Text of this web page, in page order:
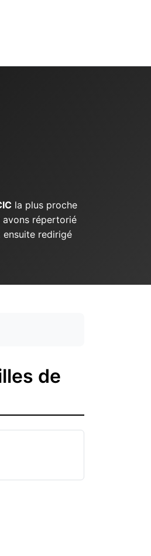
la plus proche
avons répertorié
ensuite redirigé
de